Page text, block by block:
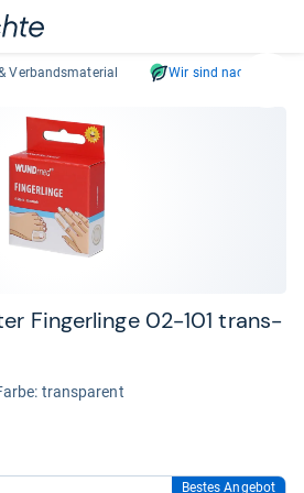
Verbandsmaterial Wir sind nachhaltig
Fin­ger­linge 02-​101 trans­
transparent
Bestes Angebot